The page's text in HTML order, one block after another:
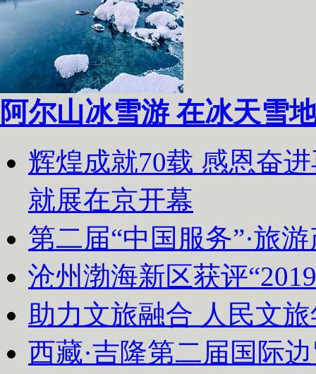
阿尔山冰雪游 在冰天雪
辉煌成就70载 感恩奋
就展在京开幕
第二届“中国服务”·旅
沧州渤海新区获评
助力文旅融合 人民文
西藏·吉隆第二届国际